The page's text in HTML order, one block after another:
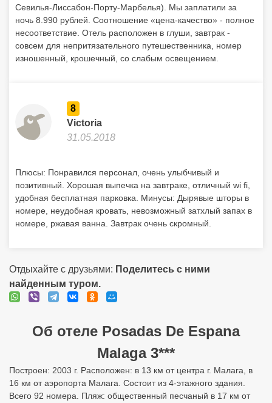
Севилья-Лиссабон-Порту-Марбелья). Мы заплатили за
ночь 8.990 рублей. Соотношение «цена-качество» - полное
несоответствие. Отель расположен в глуши, завтрак -
совсем для непритязательного путешественника, номер
изношенный, крошечный, со слабым освещением.
8
Victoria
31.05.2018
Плюсы: Понравился персонал, очень улыбчивый и
позитивный. Хорошая выпечка на завтраке, отличный wi fi,
удобная бесплатная парковка. Минусы: Дырявые шторы в
номере, неудобная кровать, невозможный затхлый запах в
номере, ржавая ванна. Завтрак очень скромный.
Отдыхайте с друзьями: Поделитесь с ними
найденным туром.
Об отеле Posadas De Espana
Malaga 3***
Построен: 2003 г. Расположен: в 13 км от центра г. Малага, в
16 км от аэропорта Малага. Состоит из 4-этажного здания.
Всего 92 номера. Пляж: общественный песчаный в 17 км от